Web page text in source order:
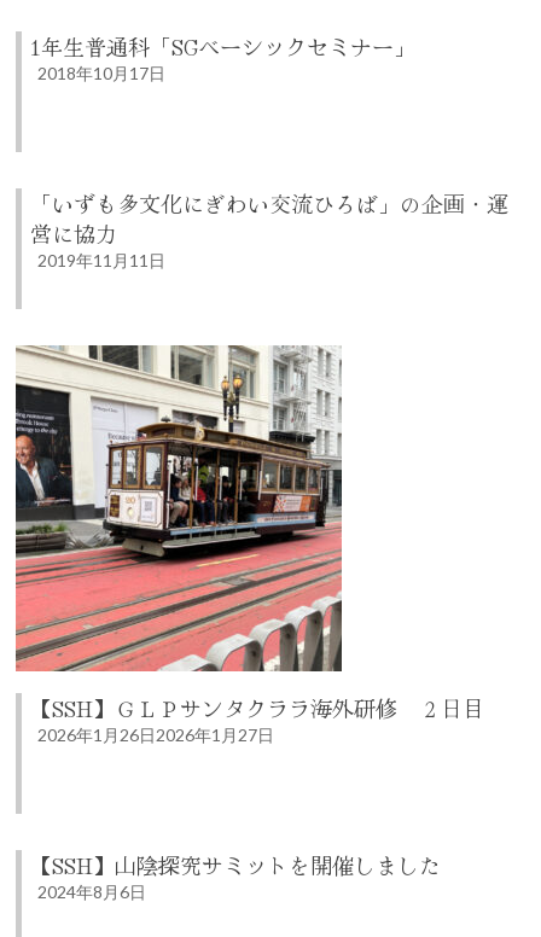
1年生普通科「SGベーシックセミナー」
2018年10月17日
「いずも多文化にぎわい交流ひろば」の企画・運
営に協力
2019年11月11日
【SSH】ＧＬＰサンタクララ海外研修 ２日目
2026年1月26日2026年1月27日
【SSH】山陰探究サミットを開催しました
2024年8月6日